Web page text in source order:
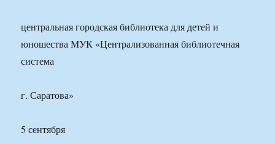
центральная городская библиотека для детей и
юношества МУК «Централизованная библиотечная
система
г. Саратова»
5 сентября